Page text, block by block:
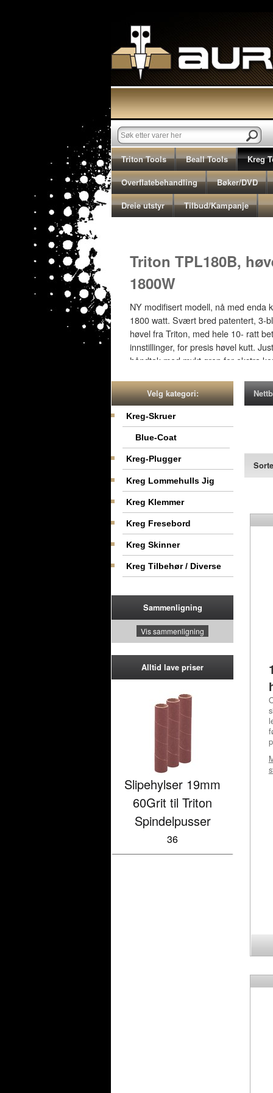
Triton Tools Beall Tools
Kreg
Overflatebehandling
Bøker/DVD
Dreie utstyr
Tilbud/Kampanje
Triton TPL180B,
1800W
NY modifisert modell, nå med enda
1800 watt. Svært bred patentert, 3-
høvel fra Triton, med hele 10- ratt
innstillinger, for presis høvel kutt.
håndtak med mykt grep for ekstra
bredde. Leveres med fastnøkkel,
gjerde og 3 65MN 180mm blader
Bredde 180mm, dybde 2mm
Velg kategori:
Kreg-Skruer
Blue-Coat
Kreg-Plugger
Kreg Lommehulls Jig
Kreg Klemmer
Kreg Fresebord
Kreg Skinner
Kreg Tilbehør / Diverse
Sammenligning
Vis sammenligning
Alltid lave priser
Slipehylser 19mm
60Grit til Triton
Spindelpusser
36